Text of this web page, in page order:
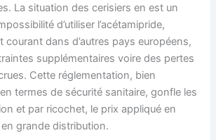
La situation des cerisiers en est un
d’utiliser l’acétamipride,
courant dans d’autres pays européens,
supplémentaires voire des pertes
Cette réglementation, bien
termes de sécurité sanitaire, gonfle les
et par ricochet, le prix appliqué en
grande distribution.